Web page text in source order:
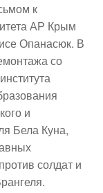
к
АР Крым
Опанасюк. В
со
и
Бела Куна,
солдат и